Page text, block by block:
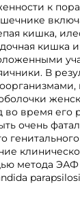
к
кишка,
кишка
В
во время его
очень
метода